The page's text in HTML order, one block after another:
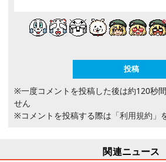
※一度コメントを投稿した後は約120秒
せん
※コメントを投稿する際は 「利用規約」
関連ニュース